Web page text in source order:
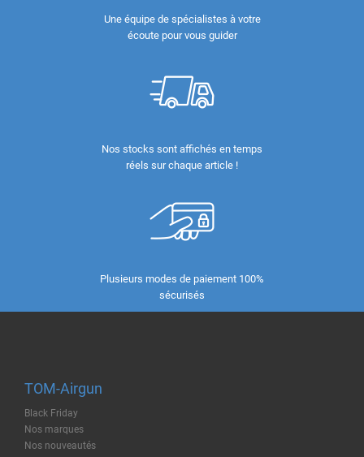
Une équipe de spécialistes à votre
écoute pour vous guider
Nos stocks sont affichés en temps
réels sur chaque article !
Plusieurs modes de paiement 100%
sécurisés
TOM-Airgun
Black Friday
Nos marques
Nos nouveautés